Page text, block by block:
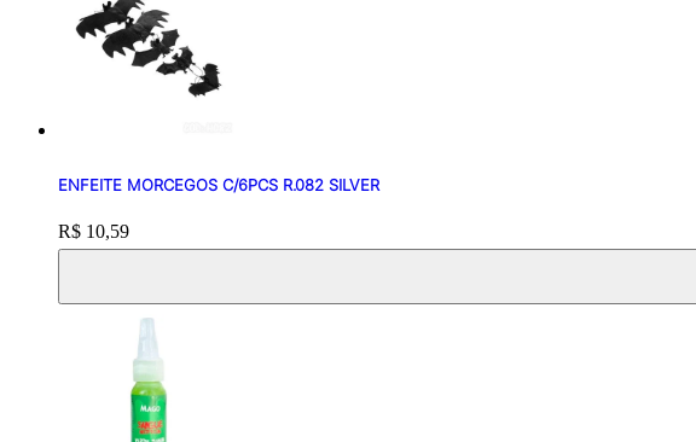
ENFEITE MORCEGOS C/6PCS R.082 SILVER
Price:
R$ 10,59